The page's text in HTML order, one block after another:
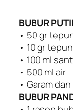
BUBUR
• 50 gr
• 10 gr
• 100 ml
• 500 ml air
• Garam
BUBUR